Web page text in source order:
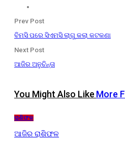
Prev Post
ବିମସି ପରେ ସିଏମସି ଲାଗୁ କଲା କଟକଣା
Next Post
ଆଜିର ଅନୁଚିନ୍ତା
You Might Also Like More
ରାଶିଫଳ
ଆଜିର ରାଶିଫଳ